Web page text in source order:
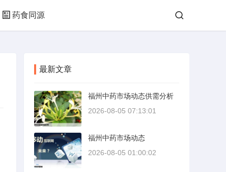
药食同源
最新文章
福州中药市场动态供需分析
2026-08-05 07:13:01
福州中药市场动态
2026-08-05 01:00:02